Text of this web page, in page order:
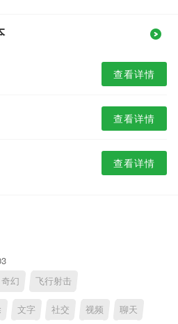
查看详情
查看详情
查看详情
奇幻 飞行射击
文字 社交 视频 聊天